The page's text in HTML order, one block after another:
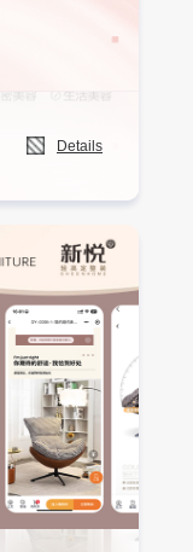
Details